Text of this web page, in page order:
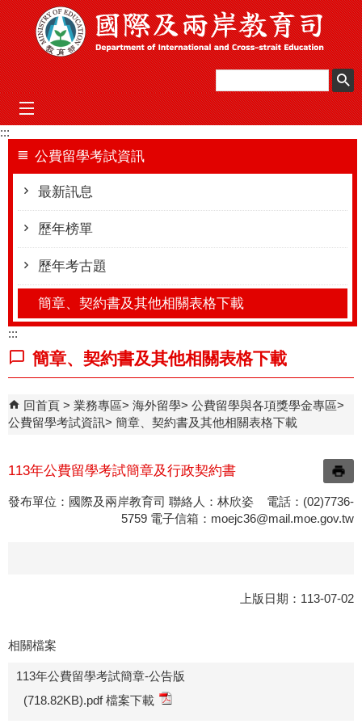
跳到主要內容區塊
mobile_menu
:::
公費留學考試資訊
最新訊息
歷年榜單
歷年考古題
簡章、契約書及其他相關表格下載
:::
簡章、契約書及其他相關表格下載
回首頁 業務專區 海外留學
公費留學與各項獎學金專區
公費留學考試資訊
簡章、契約書及其他相關表格下載
113年公費留學考試簡章及行政契約書
發布單位：國際及兩岸教育司 聯絡人：林欣姿 電話：(02)7736-
5759 電子信箱： moejc36@mail.moe.gov.tw
上版日期：113-07-02
相關檔案
113年公費留學考試簡章-公告版
(718.82KB).pdf 檔案下載